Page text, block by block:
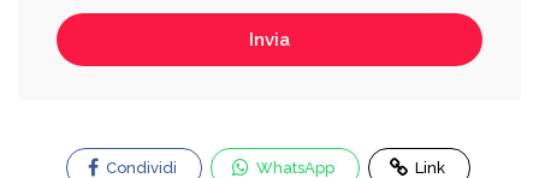
Invia
Condividi WhatsApp Link